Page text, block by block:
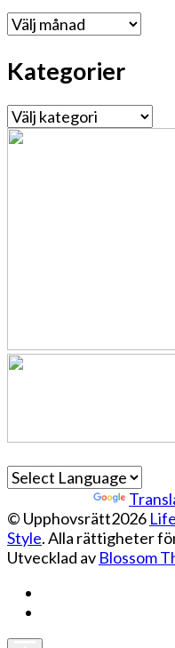
Arkiv
Kategorier
Kategorier
© Upphovsrätt2026
Style. Alla rättigheter
Utvecklad av Blossom